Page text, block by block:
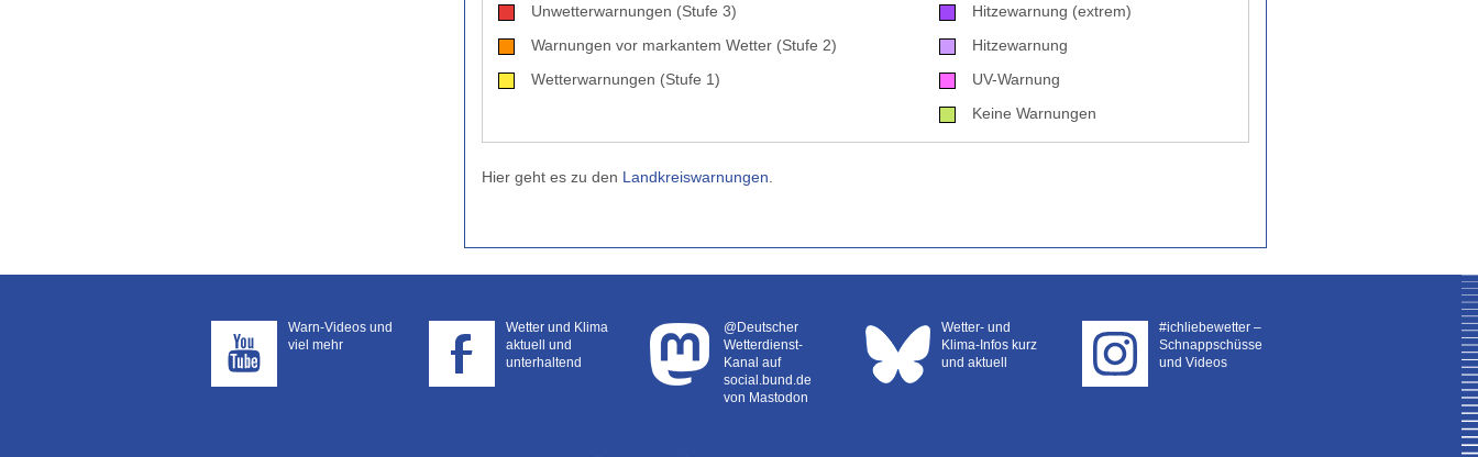
Unwetterwarnungen (Stufe 3)
Warnungen vor markantem Wetter (Stufe 2)
Wetterwarnungen (Stufe 1)
Hitzewarnung (extrem)
Hitzewarnung
UV-Warnung
Keine Warnungen
Hier geht es zu den Landkreiswarnungen
Warn-Videos und
viel mehr
Wetter und Klima
aktuell und
unterhaltend
@Deutscher
Wetterdienst-
Kanal auf
social.bund.de
von Mastodon
Wetter- und
Klima-Infos kurz
und aktuell
#ichliebewetter –
Schnappschüsse
und Videos